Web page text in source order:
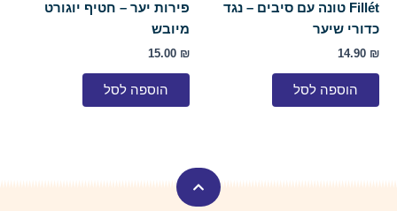
Fillét טונה עם סיבים – נגד
כדורי שיער
14.90 ₪
הוספה לסל
פירות יער – חטיף יוגורט
מיובש
15.00 ₪
הוספה לסל